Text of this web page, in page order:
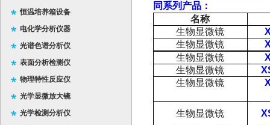
恒温培养箱设备
电化学分析仪器
光谱色谱分析仪
表面分析检测仪
物理特性反应仪
光学显微放大镜
光学检测分析仪
同系列产品：
名称
生物显微镜
生物显微镜
生物显微镜
生物显微镜
生物显微镜
生物显微镜